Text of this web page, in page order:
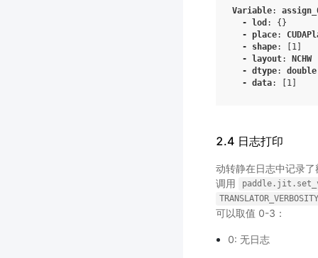
Variable:
-
lod :
{}
- place:
-
shape: 1
-
layout:
NCHW
- dtype:
double
- data: 1
2.4 日志打印
动转静在日志中记录
调用
可以取值 0-3：
0: 无日志